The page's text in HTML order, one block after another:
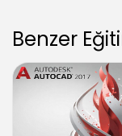
05:01
Tefrişlerin
05:08
Tefrişlerin
04:31
Benzer